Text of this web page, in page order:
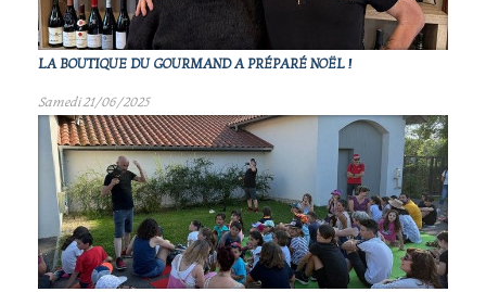
LA BOUTIQUE DU GOURMAND A PRÉPARÉ NOËL !
Samedi 21/06/2025